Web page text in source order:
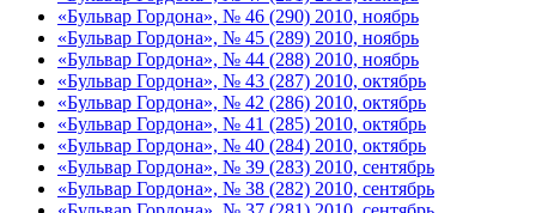
«Бульвар Гордона», № 46 (290) 2010, ноябрь
«Бульвар Гордона», № 45 (289) 2010, ноябрь
«Бульвар Гордона», № 44 (288) 2010, ноябрь
«Бульвар Гордона», № 43 (287) 2010, октябрь
«Бульвар Гордона», № 42 (286) 2010, октябрь
«Бульвар Гордона», № 41 (285) 2010, октябрь
«Бульвар Гордона», № 40 (284) 2010, октябрь
«Бульвар Гордона», № 39 (283) 2010, сентябрь
«Бульвар Гордона», № 38 (282) 2010, сентябрь